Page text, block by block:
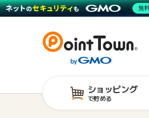
ショッピング
で貯める
無